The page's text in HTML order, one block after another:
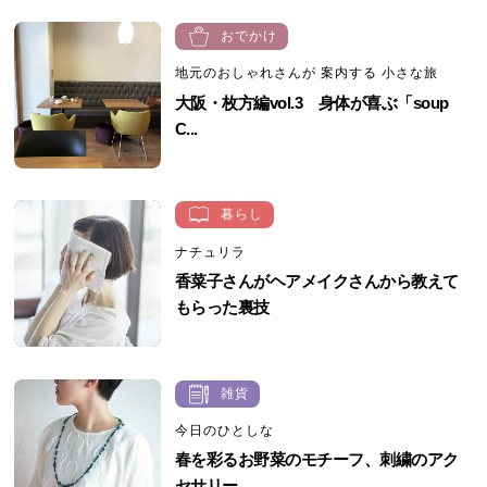
おでかけ
地元のおしゃれさんが 案内する 小さな旅
大阪・枚方編vol.3 身体が喜ぶ「soup
C...
暮らし
ナチュリラ
香菜子さんがヘアメイクさんから教えて
もらった裏技
雑貨
今日のひとしな
春を彩るお野菜のモチーフ、刺繍のアク